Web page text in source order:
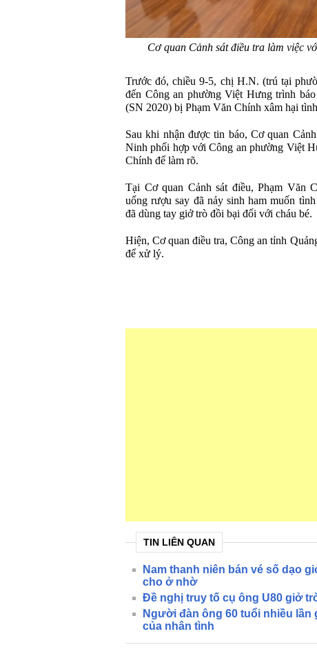
Cơ quan Cảnh sát điều tra làm việc
Trước đó, chiều 9-5, chị H.N. (trú tại
đến Công an phường Việt Hưng trình
(SN 2020) bị Phạm Văn Chính xâm hại
Sau khi nhận được tin báo, Cơ quan
Ninh phối hợp với Công an phường Việt
Chính để làm rõ.
Tại Cơ quan Cảnh sát điều, Phạm Văn
uống rượu say đã nảy sinh ham muốn
đã dùng tay giở trò đồi bại đối với cháu bé.
Hiện, Cơ quan điều tra, Công an tỉnh
để xử lý.
TIN LIÊN QUAN
Nam thanh niên bán vé số dạo
cho ở nhờ
Đề nghị truy tố cụ ông U80 giở
Người đàn ông 60 tuổi nhiều
của nhân tình